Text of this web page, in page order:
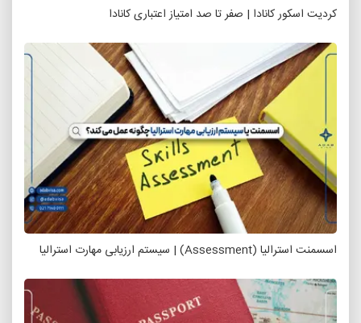
کردیت اسکور کانادا | صفر تا صد امتیاز اعتباری کانادا
اسسمنت استرالیا (Assessment) | سیستم ارزیابی مهارت استرالیا